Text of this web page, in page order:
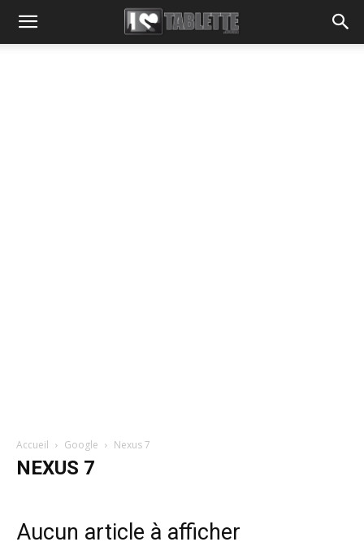
Accueil Google Nexus 7
NEXUS 7
Aucun article à afficher